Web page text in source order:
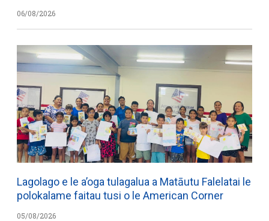
06/08/2026
Lagolago e le a’oga tulagalua a Matāutu Falelatai le
polokalame faitau tusi o le American Corner
05/08/2026